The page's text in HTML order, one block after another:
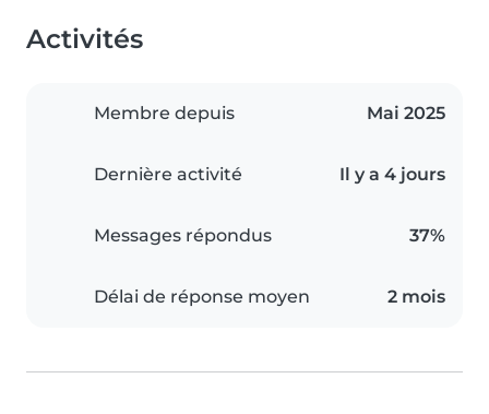
Activités
Membre depuis Mai 2025
Dernière activité Il y a 4 jours
Messages répondus 37%
Délai de réponse moyen 2 mois